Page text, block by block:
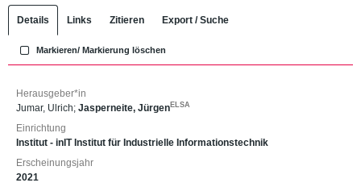
Details Links Zitieren Export / Suche
Markieren/ Markierung löschen
Herausgeber*in
Jumar, Ulrich; Jasperneite, Jürgen ELSA
Einrichtung
Institut - inIT Institut für Industrielle Informationstechnik
Erscheinungsjahr
2021